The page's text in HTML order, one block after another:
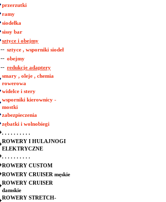
przerzutki
ramy
siodełka
sissy bar
sztyce i obejmy
-- sztyce , wsporniki siodeł
-- obejmy
-- redukcje adaptery
smary , oleje , chemia
rowerowa
widelce i stery
wsporniki kierownicy -
mostki
zabezpieczenia
zębatki i wolnobiegi
. . . . . . . . . .
ROWERY I HULAJNOGI
ELEKTRYCZNE
. . . . . . . . . .
ROWERY CUSTOM
ROWERY CRUISER męskie
ROWERY CRUISER
damskie
ROWERY STRETCH-